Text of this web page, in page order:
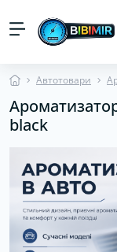
Автотовари
black